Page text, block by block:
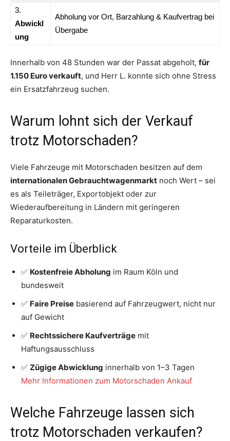
3.
Abwickl
ung
Abholung vor Ort, Barzahlung & Kaufvertrag bei
Übergabe
Innerhalb von 48 Stunden war der Passat abgeholt, für
1.150 Euro verkauft, und Herr L. konnte sich ohne Stress
ein Ersatzfahrzeug suchen.
Warum lohnt sich der Verkauf
trotz Motorschaden?
Viele Fahrzeuge mit Motorschaden besitzen auf dem
internationalen Gebrauchtwagenmarkt noch Wert – sei
es als Teileträger, Exportobjekt oder zur
Wiederaufbereitung in Ländern mit geringeren
Reparaturkosten.
Vorteile im Überblick
✅ Kostenfreie Abholung im Raum Köln und
bundesweit
✅ Faire Preise basierend auf Fahrzeugwert, nicht nur
auf Gewicht
✅ Rechtssichere Kaufverträge mit
Haftungsausschluss
✅ Zügige Abwicklung innerhalb von 1–3 Tagen
Mehr Informationen zum Motorschaden Ankauf
Welche Fahrzeuge lassen sich
trotz Motorschaden verkaufen?